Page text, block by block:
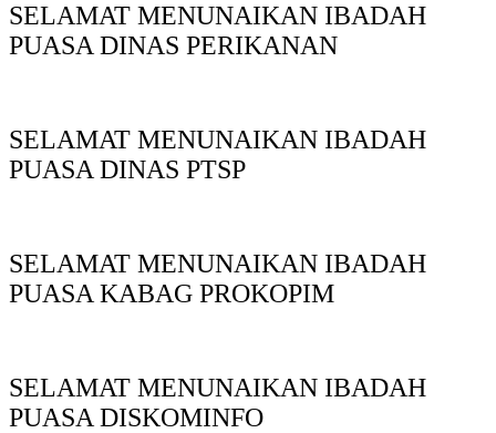
SELAMAT MENUNAIKAN IBADAH
PUASA DINAS PERIKANAN
SELAMAT MENUNAIKAN IBADAH
PUASA DINAS PTSP
SELAMAT MENUNAIKAN IBADAH
PUASA KABAG PROKOPIM
SELAMAT MENUNAIKAN IBADAH
PUASA DISKOMINFO